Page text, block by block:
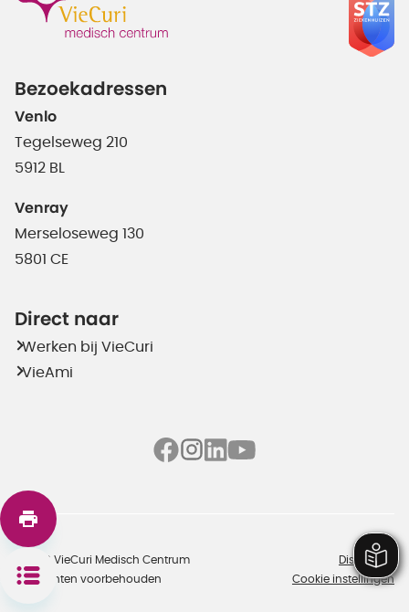
Bezoekadressen
Venlo
Tegelseweg 210
5912 BL
Venray
Merseloseweg 130
5801 CE
Direct naar
Werken bij VieCuri
VieAmi
©2026 VieCuri Medisch Centrum
Alle rechten voorbehouden
Disclaimer
Cookie instellingen